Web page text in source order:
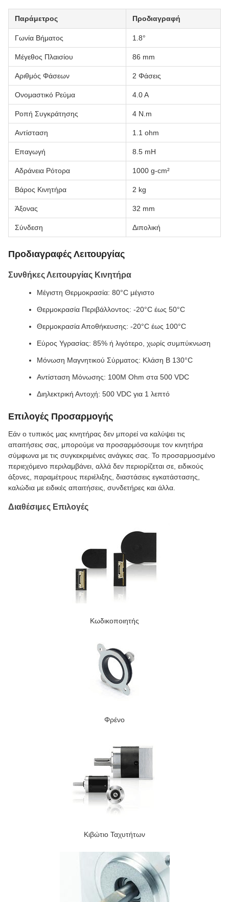
Παράμετρος Προδιαγραφή
Γωνία Βήματος 1.8°
Μέγεθος Πλαισίου 86 mm
Αριθμός Φάσεων 2 Φάσεις
Ονομαστικό Ρεύμα 4.0 A
Ροπή Συγκράτησης 4 N.m
Αντίσταση 1.1 ohm
Επαγωγή 8.5 mH
Αδράνεια Ρότορα 1000 g-cm²
Βάρος Κινητήρα 2 kg
Άξονας 32 mm
Σύνδεση Διπολική
Προδιαγραφές Λειτουργίας
Συνθήκες Λειτουργίας Κινητήρα
Μέγιστη Θερμοκρασία: 80°C μέγιστο
Θερμοκρασία Περιβάλλοντος: -20°C έως 50°C
Θερμοκρασία Αποθήκευσης: -20°C έως 100°C
Εύρος Υγρασίας: 85% ή λιγότερο, χωρίς συμπύκνωση
Μόνωση Μαγνητικού Σύρματος: Κλάση Β 130°C
Αντίσταση Μόνωσης: 100M Ohm στα 500 VDC
Διηλεκτρική Αντοχή: 500 VDC για 1 λεπτό
Επιλογές Προσαρμογής
Εάν ο τυπικός μας κινητήρας δεν μπορεί να καλύψει τις
απαιτήσεις σας, μπορούμε να προσαρμόσουμε τον κινητήρα
σύμφωνα με τις συγκεκριμένες ανάγκες σας. Το προσαρμοσμένο
περιεχόμενο περιλαμβάνει, αλλά δεν περιορίζεται σε, ειδικούς
άξονες, παραμέτρους περιέλιξης, διαστάσεις εγκατάστασης,
καλώδια με ειδικές απαιτήσεις, συνδετήρες και άλλα.
Διαθέσιμες Επιλογές
Κωδικοποιητής
Φρένο
Κιβώτιο Ταχυτήτων